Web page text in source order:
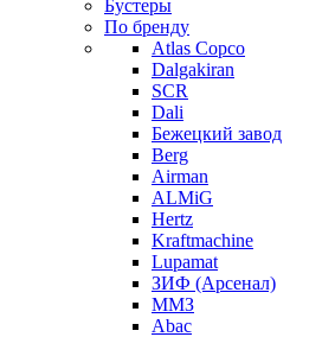
Бустеры
По бренду
Atlas Copco
Dalgakiran
SCR
Dali
Бежецкий завод
Berg
Airman
ALMiG
Hertz
Kraftmachine
Lupamat
ЗИФ (Арсенал)
ММЗ
Abac